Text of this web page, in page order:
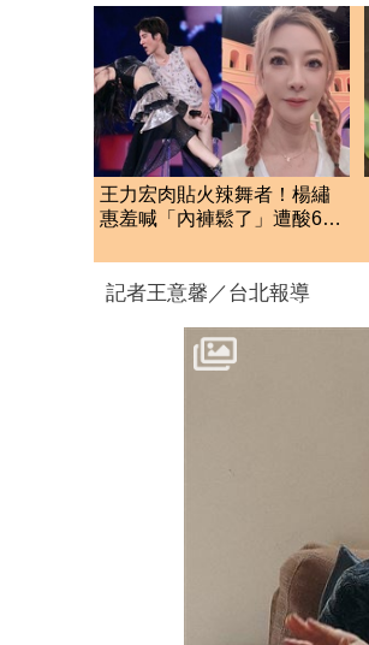
王力宏肉貼火辣舞者！楊繡
惠羞喊「內褲鬆了」遭酸61
記者王意馨／台北報導